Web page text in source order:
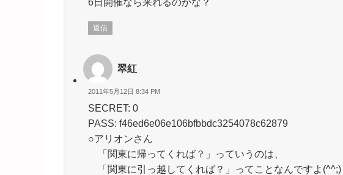
返信
翠紅
2011年5月12日 8:34 PM
SECRET: 0
PASS: f46ed6e06e106bfbbdc3254078c62879
○アリオンさん
「関東に帰ってくれば？」っていうのは、
「関東に引っ越してくれば？」ってことなんですよ(^^;)